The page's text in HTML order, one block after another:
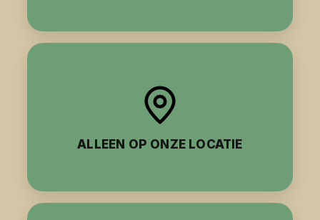
ALLEEN OP ONZE LOCATIE